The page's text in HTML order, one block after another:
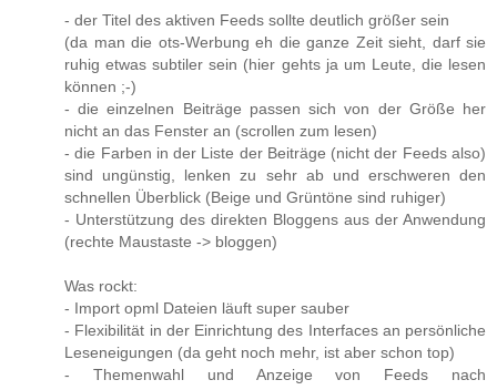
- der Titel des aktiven Feeds sollte deutlich größer sein
(da man die ots-Werbung eh die ganze Zeit sieht, darf sie
ruhig etwas subtiler sein (hier gehts ja um Leute, die lesen
können ;-)
- die einzelnen Beiträge passen sich von der Größe her
nicht an das Fenster an (scrollen zum lesen)
- die Farben in der Liste der Beiträge (nicht der Feeds also)
sind ungünstig, lenken zu sehr ab und erschweren den
schnellen Überblick (Beige und Grüntöne sind ruhiger)
- Unterstützung des direkten Bloggens aus der Anwendung
(rechte Maustaste -> bloggen)
Was rockt:
- Import opml Dateien läuft super sauber
- Flexibilität in der Einrichtung des Interfaces an persönliche
Leseneigungen (da geht noch mehr, ist aber schon top)
- Themenwahl und Anzeige von Feeds nach